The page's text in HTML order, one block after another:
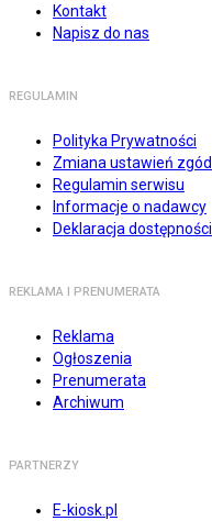
Kontakt
Napisz do nas
REGULAMIN
Polityka Prywatności
Zmiana ustawień zgód
Regulamin serwisu
Informacje o nadawcy
Deklaracja dostępności
REKLAMA I PRENUMERATA
Reklama
Ogłoszenia
Prenumerata
Archiwum
PARTNERZY
E-kiosk.pl